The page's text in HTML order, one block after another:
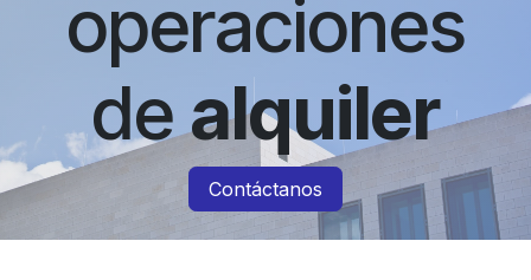
operaciones
dealquiler
Contáctanos